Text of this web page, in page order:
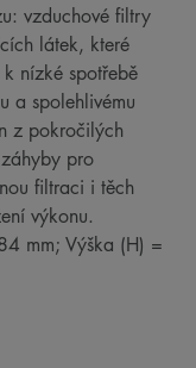
vzduchové filtry
látek, které
nízké spotřebě
a spolehlivému
z pokročilých
pro
filtraci i těch
výkonu.
mm; Výška (H) =